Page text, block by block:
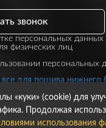
персональных данных
физических лиц
звонок
персональных
все для пошива нижнего
«куки» (cookie) для
Продолжая
использования